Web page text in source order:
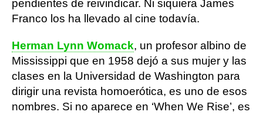
pendientes de reivindicar. Ni siquiera James
Franco los ha llevado al cine todavía.
Herman Lynn Womack, un profesor albino de
Mississippi que en 1958 dejó a sus mujer y las
clases en la Universidad de Washington para
dirigir una revista homoerótica, es uno de esos
nombres. Si no aparece en ‘When We Rise’, es